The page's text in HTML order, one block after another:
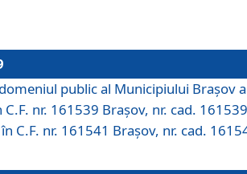
public al Municipiului Braşov a
nr. 161539 Brașov, nr. cad.
C.F. nr. 161541 Brașov, nr. cad.